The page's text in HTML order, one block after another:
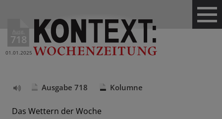
Ausg.
718
01.01.2025
vorlesen
Ausgabe 718 Kolumne
Das Wettern der Woche